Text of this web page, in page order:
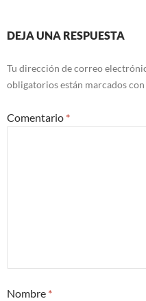
DEJA UNA RESPUESTA
Tu dirección de correo
obligatorios están marcados con
Comentario *
Nombre *